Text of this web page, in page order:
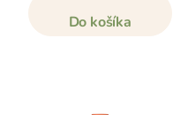
Do košíka